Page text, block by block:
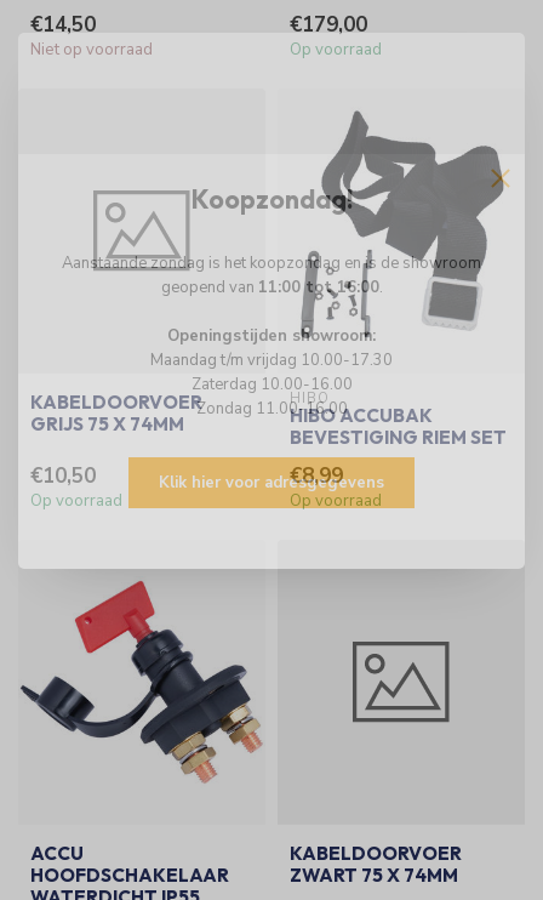
€14,50
Niet op voorraad
€179,00
Op voorraad
KABELDOORVOER
GRIJS 75 X 74MM
€10,50
Op voorraad
HIBO
HIBO ACCUBAK
BEVESTIGING RIEM SET
€8,99
Op voorraad
ACCU
HOOFDSCHAKELAAR
KABELDOORVOER
ZWART 75 X 74MM
Koopzondag!
Aanstaande zondag is het koopzondag en is de showroom
geopend van 11:00 tot 16:00.
Openingstijden showroom:
Maandag t/m vrijdag 10.00-17.30
Zaterdag 10.00-16.00
Zondag 11.00-16.00
Klik hier voor adresgegevens